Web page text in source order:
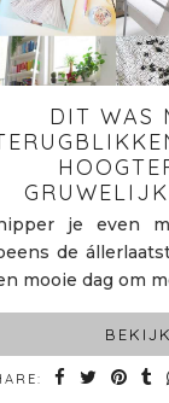
DIT WAS
je even
de
mooie dag om